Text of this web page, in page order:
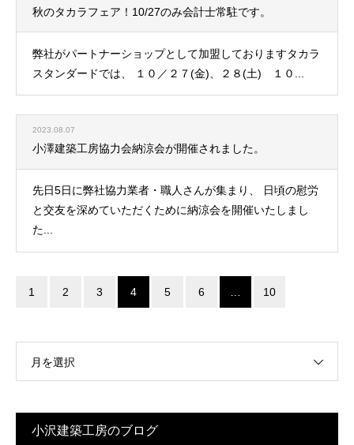
秋のタカラフェア！10/27のみ会計士常駐です。
弊社がパートナーショップとして加盟しておりますタカラ
スタンダードでは、 １０／２７(金)、２８(土) １０...
2023.08.07
小澤建築工房協力会納涼会が開催されました。
先日5日に弊社協力業者・職人さんが集まり、 日頃の慰労
と交友を深めていただくために納涼会を開催いたしまし
た...
1 2 3 4 5 6 10
月を選択
小沢建築工房のブログ